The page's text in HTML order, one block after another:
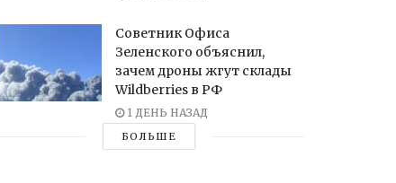
Советник Офиса
Зеленского объяснил,
зачем дроны жгут склады
Wildberries в РФ
1 ДЕНЬ НАЗАД
БОЛЬШЕ